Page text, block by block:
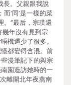
長。父親跟我說
‘同’是一樣的菜
。”最后，宗璞還
幾年沒有見到宗
機遇少了很多。
都變得含混。前
漫筆記下的與宗
園造訪她時的一
離開北年夜燕南